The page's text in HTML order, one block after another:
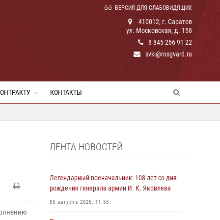
ВЕРСИЯ ДЛЯ СЛАБОВИДЯЩИХ
410012, г. Саратов
ул. Московская, д. 158
8 845 266 91 22
svki@rosgvard.ru
КОНТАКТЫ
ЛЕНТА НОВОСТЕЙ
Легендарный военачальник: 108 лет со дня
рождения генерала армии И. К. Яковлева
05 августа 2026, 11:55